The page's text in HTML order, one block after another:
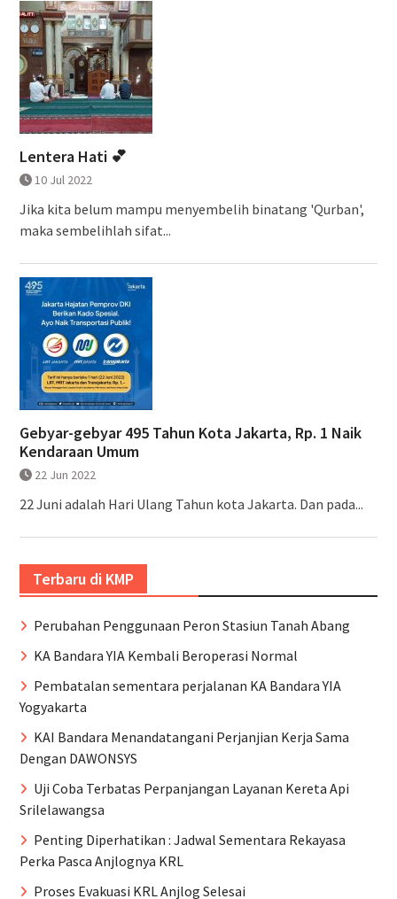
Lentera Hati 💕
10 Jul 2022
Jika kita belum mampu menyembelih binatang 'Qurban',
maka sembelihlah sifat...
Gebyar-gebyar 495 Tahun Kota Jakarta, Rp. 1 Naik
Kendaraan Umum
22 Jun 2022
22 Juni adalah Hari Ulang Tahun kota Jakarta. Dan pada...
Terbaru di KMP
Perubahan Penggunaan Peron Stasiun Tanah Abang
KA Bandara YIA Kembali Beroperasi Normal
Pembatalan sementara perjalanan KA Bandara YIA
Yogyakarta
KAI Bandara Menandatangani Perjanjian Kerja Sama
Dengan DAWONSYS
Uji Coba Terbatas Perpanjangan Layanan Kereta Api
Srilelawangsa
Penting Diperhatikan : Jadwal Sementara Rekayasa
Perka Pasca Anjlognya KRL
Proses Evakuasi KRL Anjlog Selesai